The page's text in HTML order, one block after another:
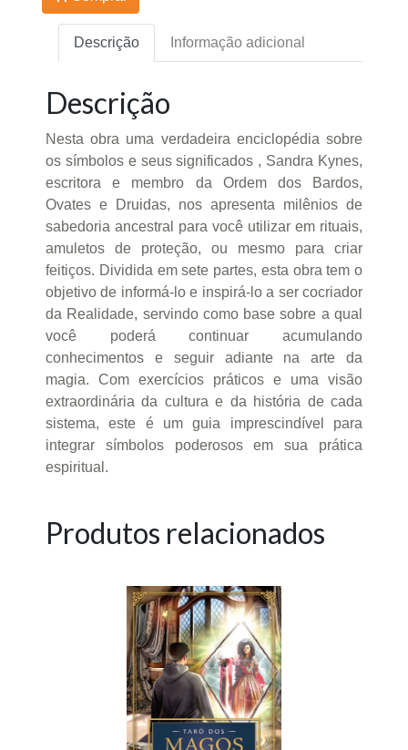
Descrição Informação adicional
Descrição
Nesta obra uma verdadeira enciclopédia sobre
os símbolos e seus significados , Sandra Kynes,
escritora e membro da Ordem dos Bardos,
Ovates e Druidas, nos apresenta milênios de
sabedoria ancestral para você utilizar em rituais,
amuletos de proteção, ou mesmo para criar
feitiços. Dividida em sete partes, esta obra tem o
objetivo de informá-lo e inspirá-lo a ser cocriador
da Realidade, servindo como base sobre a qual
você poderá continuar acumulando
conhecimentos e seguir adiante na arte da
magia. Com exercícios práticos e uma visão
extraordinária da cultura e da história de cada
sistema, este é um guia imprescindível para
integrar símbolos poderosos em sua prática
espiritual.
Produtos relacionados